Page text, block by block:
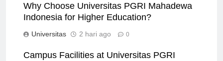
Why Choose Universitas PGRI Mahadewa
Indonesia for Higher Education?
Universitas 2 hari ago 0
Campus Facilities at Universitas PGRI